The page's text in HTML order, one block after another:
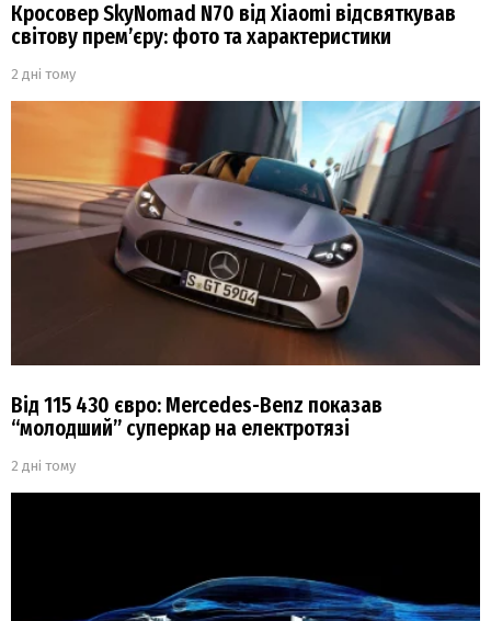
Кросовер SkyNomad N70 від Xiaomi відсвяткував
світову прем’єру: фото та характеристики
2 дні тому
Від 115 430 євро: Mercedes-Benz показав
“молодший” суперкар на електротязі
2 дні тому